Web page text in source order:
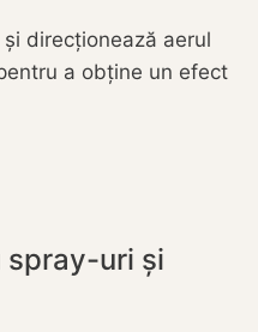
direcționează aerul
a obține un efect
spray-uri și